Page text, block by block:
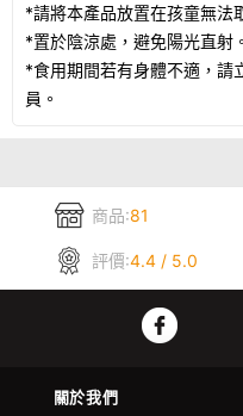
*請將本產品放置在孩童無法
*置於陰涼處，避免陽光直射。
*食用期間若有身體不適，請
員。
商品:81
評價:4.4 / 5.0
關於我們